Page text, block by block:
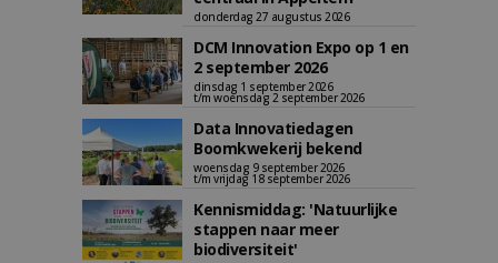
donderdag 27 augustus 2026
DCM Innovation Expo op 1 en
2 september 2026
dinsdag 1 september 2026
t/m woensdag 2 september 2026
Data Innovatiedagen
Boomkwekerij bekend
woensdag 9 september 2026
t/m vrijdag 18 september 2026
Kennismiddag: 'Natuurlijke
stappen naar meer
biodiversiteit'